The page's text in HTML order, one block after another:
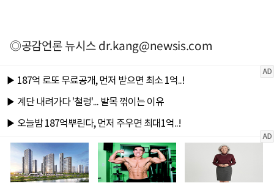
◎공감언론 뉴시스dr.kang@newsis.com